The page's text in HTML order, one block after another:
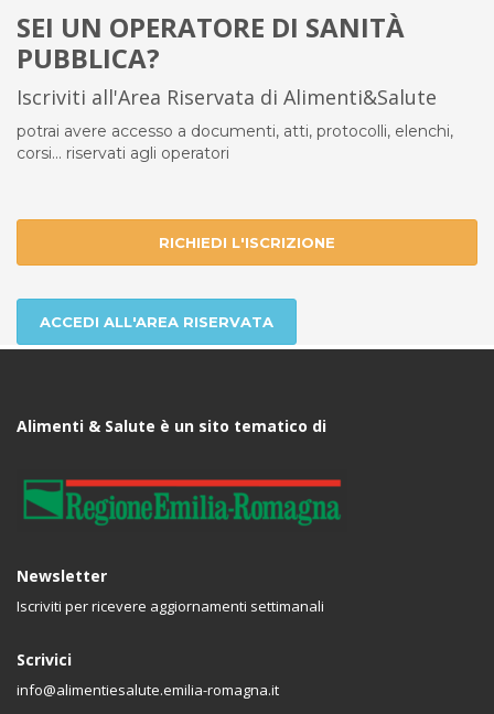
SEI UN OPERATORE DI SANITÀ
PUBBLICA?
Iscriviti all'Area Riservata di Alimenti&Salute
potrai avere accesso a documenti, atti, protocolli, elenchi,
corsi... riservati agli operatori
RICHIEDI L'ISCRIZIONE
ACCEDI ALL'AREA RISERVATA
Alimenti & Salute è un sito tematico di
Newsletter
Iscriviti per ricevere aggiornamenti settimanali
Scrivici
info@alimentiesalute.emilia-romagna.it